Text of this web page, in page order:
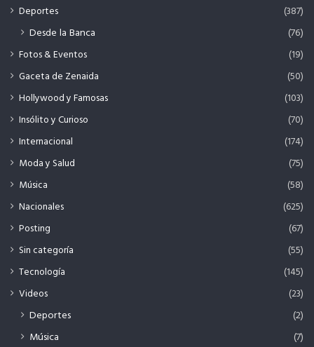
Deportes
(387)
Desde la Banca (76)
Fotos & Eventos
(19)
Gaceta de Zenaida
(50)
Hollywood y Famosas
(103)
Insólito y Curioso
(70)
Internacional
(174)
Moda y Salud
(75)
Música
(58)
Nacionales
(625)
Posting
(67)
Sin categoría
(55)
Tecnología
(145)
Videos
(23)
Deportes
(2)
Música
(7)